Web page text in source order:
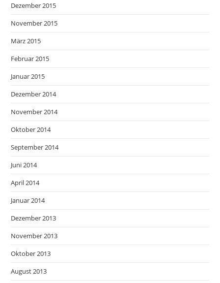
Dezember 2015
November 2015
März 2015
Februar 2015
Januar 2015
Dezember 2014
November 2014
Oktober 2014
September 2014
Juni 2014
April 2014
Januar 2014
Dezember 2013
November 2013
Oktober 2013
August 2013